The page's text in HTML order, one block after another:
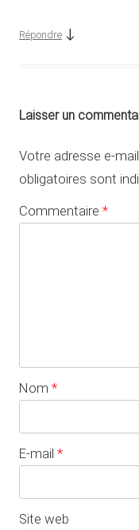
Répondre ↓
Laisser un
Votre adresse e-
obligatoires sont
Commentaire *
Nom *
E-mail *
Site web